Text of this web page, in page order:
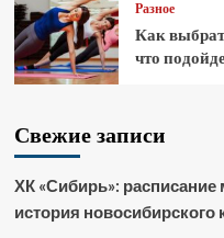
Разное
Как
что
Свежие записи
ХК «Сибирь»: расписание
история новосибирского